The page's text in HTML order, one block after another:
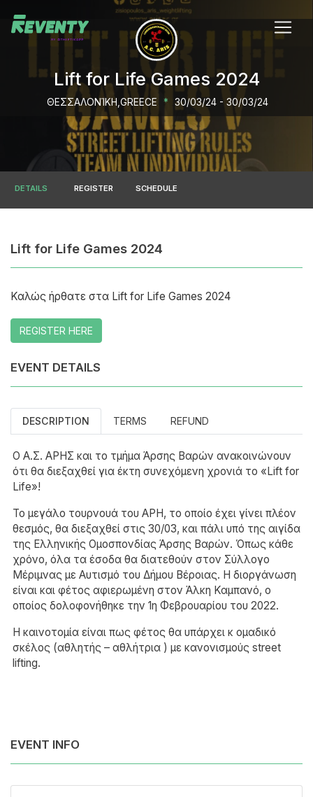
Lift for Life Games 2024
ΘΕΣΣΑΛΟΝΊΚΗ,GREECE * 30/03/24 - 30/03/24
DETAILS REGISTER SCHEDULE
Lift for Life Games 2024
Καλώς ήρθατε στα Lift for Life Games 2024
REGISTER HERE
EVENT DETAILS
DESCRIPTION TERMS REFUND
Ο Α.Σ. ΑΡΗΣ και το τμήμα Άρσης Βαρών ανακοινώνουν
ότι θα διεξαχθεί για έκτη συνεχόμενη χρονιά το «Lift for
Life»!
Το μεγάλο τουρνουά του ΑΡΗ, το οποίο έχει γίνει πλέον
θεσμός, θα διεξαχθεί στις 30/03, και πάλι υπό της αιγίδα
της Ελληνικής Ομοσπονδίας Άρσης Βαρών. Όπως κάθε
χρόνο, όλα τα έσοδα θα διατεθούν στον Σύλλογο
Μέριμνας με Αυτισμό του Δήμου Βέροιας. Η διοργάνωση
είναι και φέτος αφιερωμένη στον Άλκη Καμπανό, ο
οποίος δολοφονήθηκε την 1η Φεβρουαρίου του 2022.
Η καινοτομία είναι πως φέτος θα υπάρχει κ ομαδικό
σκέλος (αθλητής – αθλήτρια ) με κανονισμούς street
lifting.
EVENT INFO